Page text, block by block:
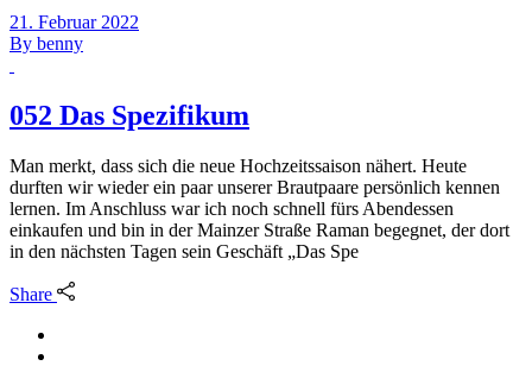
21. Februar 2022
By benny
052 Das Spezifikum
Man merkt, dass sich die neue Hochzeitssaison nähert. Heute
durften wir wieder ein paar unserer Brautpaare persönlich kennen
lernen. Im Anschluss war ich noch schnell fürs Abendessen
einkaufen und bin in der Mainzer Straße Raman begegnet, der dort
in den nächsten Tagen sein Geschäft „Das Spe
Share